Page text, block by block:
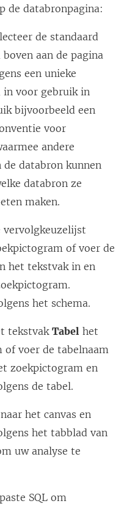
de databronpagina:
de standaard
aan de pagina
een unieke
in voor gebruik in
bijvoorbeeld een
voor
andere
de databron kunnen
databron ze
maken.
vervolgkeuzelijst
of voer de
het tekstvak in en
het schema.
tekstvak Tabel het
of voer de tabelnaam
zoekpictogram en
de tabel.
het canvas en
het tabblad van
uw analyse te
SQL om